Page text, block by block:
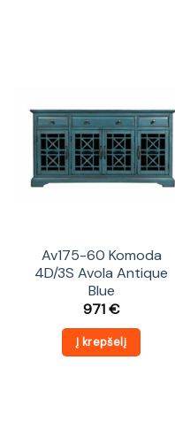
Av175-60 Komoda
4D/3S Avola Antique
Blue
971€
Į krepšelį